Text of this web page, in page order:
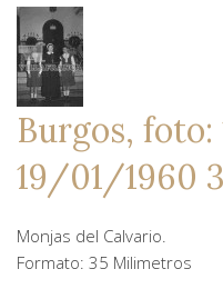
Burgos, foto:
19/01/1960
Monjas del Calvario.
Formato: 35 Milimetros